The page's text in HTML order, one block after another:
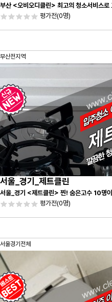
부산 <오비오디클린> 최고의 청소서비스로
평가전(0명)
부산전지역
서울_경기_제트클린
서울_경기 <제트클린> 찐! 숨은고수 10명
/ 줄눈시공) 항상 꼼꼼하게 친절하게 응대하
평가전(0명)
서울경기전체